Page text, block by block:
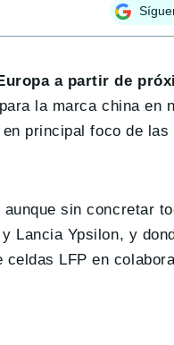
a partir de
la marca china en
principal foco de las
sin concretar
Lancia Ypsilon, y
celdas LFP en